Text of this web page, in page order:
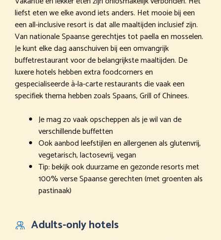
liefst eten we elke avond iets anders. Het mooie bij een
een all-inclusive resort is dat alle maaltijden inclusief zijn.
Van nationale Spaanse gerechtjes tot paella en mosselen.
Je kunt elke dag aanschuiven bij een omvangrijk
buffetrestaurant voor de belangrijkste maaltijden. De
luxere hotels hebben extra foodcorners en
gespecialiseerde à-la-carte restaurants die vaak een
specifiek thema hebben zoals Spaans, Grill of Chinees.
Je mag zo vaak opscheppen als je wil van de
verschillende buffetten
Ook aanbod leefstijlen en allergenen als glutenvrij,
vegetarisch, lactosevrij, vegan
Tip: bekijk ook duurzame en gezonde resorts met
100% verse Spaanse gerechten (met groenten als
pastinaak)
Adults-only hotels